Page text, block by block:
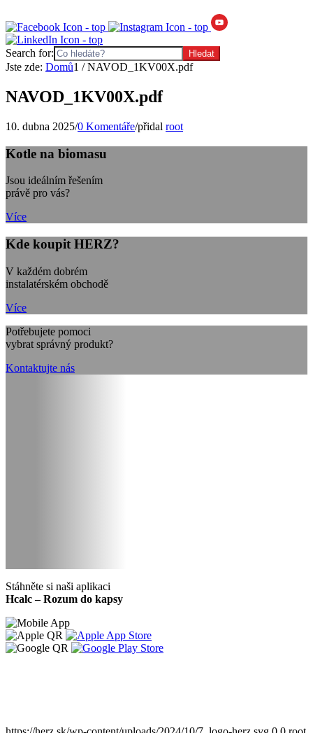
Search for:
Jste zde: Domů1 / NAVOD_1KV00X.pdf
NAVOD_1KV00X.pdf
10. dubna 2025/0 Komentáře/přidal root
Kotle na biomasu
Jsou ideálním řešením
právě pro vás?
Více
Kde koupit HERZ?
V každém dobrém
instalatérském obchodě
Více
Potřebujete pomoci
vybrat správný produkt?
Kontaktujte nás
Stáhněte si naši aplikaci
Hcalc – Rozum do kapsy